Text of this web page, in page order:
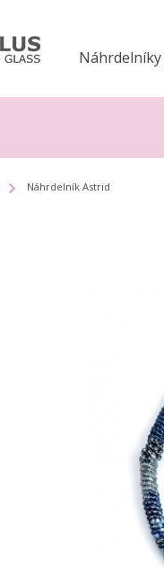
Náhrdelníky
Náhrdelník Astrid